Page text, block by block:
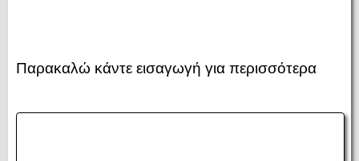
Παρακαλώ κάντε εισαγωγή για περισσότερα